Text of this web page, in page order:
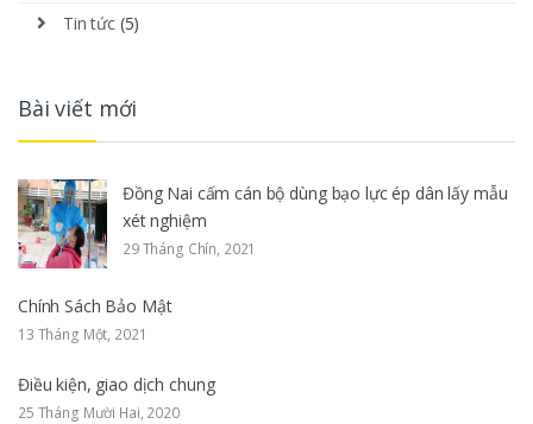
Tin tức(5)
Bài viết mới
Đồng Nai cấm cán bộ dùng bạo lực ép dân lấy mẫu
xét nghiệm
29 Tháng Chín, 2021
Chính Sách Bảo Mật
13 Tháng Một, 2021
Điều kiện, giao dịch chung
25 Tháng Mười Hai, 2020